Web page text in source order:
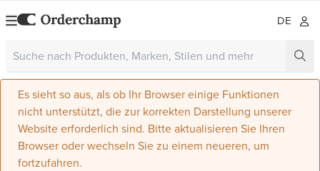
DE
Es sieht so aus, als ob Ihr Browser einige Funktionen
nicht unterstützt, die zur korrekten Darstellung unserer
Website erforderlich sind. Bitte aktualisieren Sie Ihren
Browser oder wechseln Sie zu einem neueren, um
fortzufahren.